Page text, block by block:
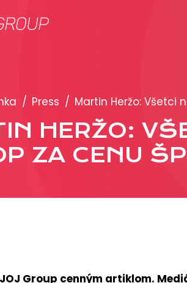
/ Press / Martin Heržo: Všetci
HERŽO:
ZA CENU
Group cenným artiklom.